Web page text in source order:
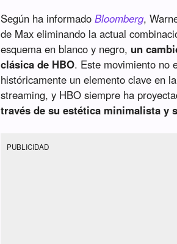
Según ha informadoBloomberg,
de Max eliminando la actual
esquema en blanco y negro, un
clásica de HBO. Este movimiento no
históricamente un elemento clave en
streaming, y HBO siempre ha
través de su estética minimalista y
PUBLICIDAD